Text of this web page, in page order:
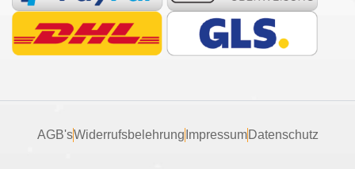
AGB'sWiderrufsbelehrung Impressum Datenschutz